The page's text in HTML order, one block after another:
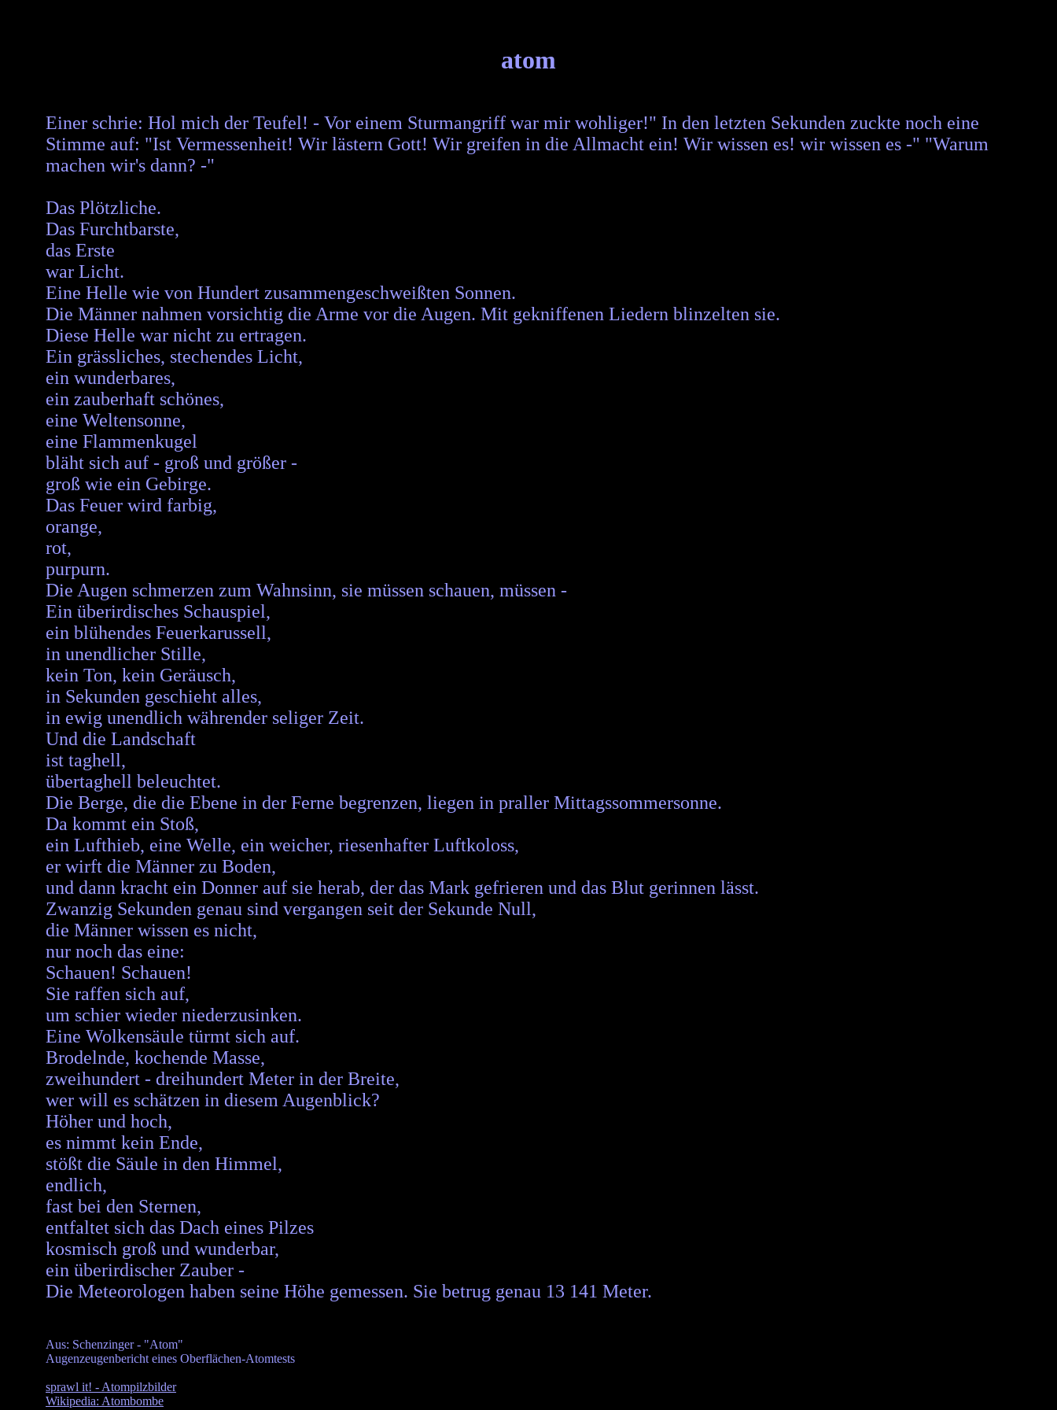
atom
Einer schrie: Hol mich der Teufel! - Vor einem Sturmangriff war mir wohliger!" In den letzten Sekunden zuckte noch eine
Stimme auf: "Ist Vermessenheit! Wir lästern Gott! Wir greifen in die Allmacht ein! Wir wissen es! wir wissen es -" "Warum
machen wir's dann? -"
Das Plötzliche.
Das Furchtbarste,
das Erste
war Licht.
Eine Helle wie von Hundert zusammengeschweißten Sonnen.
Die Männer nahmen vorsichtig die Arme vor die Augen. Mit gekniffenen Liedern blinzelten sie.
Diese Helle war nicht zu ertragen.
Ein grässliches, stechendes Licht,
ein wunderbares,
ein zauberhaft schönes,
eine Weltensonne,
eine Flammenkugel
bläht sich auf - groß und größer -
groß wie ein Gebirge.
Das Feuer wird farbig,
orange,
rot,
purpurn.
Die Augen schmerzen zum Wahnsinn, sie müssen schauen, müssen -
Ein überirdisches Schauspiel,
ein blühendes Feuerkarussell,
in unendlicher Stille,
kein Ton, kein Geräusch,
in Sekunden geschieht alles,
in ewig unendlich währender seliger Zeit.
Und die Landschaft
ist taghell,
übertaghell beleuchtet.
Die Berge, die die Ebene in der Ferne begrenzen, liegen in praller Mittagssommersonne.
Da kommt ein Stoß,
ein Lufthieb, eine Welle, ein weicher, riesenhafter Luftkoloss,
er wirft die Männer zu Boden,
und dann kracht ein Donner auf sie herab, der das Mark gefrieren und das Blut gerinnen lässt.
Zwanzig Sekunden genau sind vergangen seit der Sekunde Null,
die Männer wissen es nicht,
nur noch das eine:
Schauen! Schauen!
Sie raffen sich auf,
um schier wieder niederzusinken.
Eine Wolkensäule türmt sich auf.
Brodelnde, kochende Masse,
zweihundert - dreihundert Meter in der Breite,
wer will es schätzen in diesem Augenblick?
Höher und hoch,
es nimmt kein Ende,
stößt die Säule in den Himmel,
endlich,
fast bei den Sternen,
entfaltet sich das Dach eines Pilzes
kosmisch groß und wunderbar,
ein überirdischer Zauber -
Die Meteorologen haben seine Höhe gemessen. Sie betrug genau 13 141 Meter.
Aus: Schenzinger - "Atom"
Augenzeugenbericht eines Oberflächen-Atomtests
sprawl it! - Atompilzbilder
Wikipedia: Atombombe